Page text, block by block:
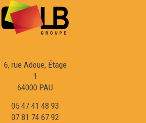
6, rue Adoue, Étage
1
64000 PAU
05 47 41 48 93
07 81 74 67 92